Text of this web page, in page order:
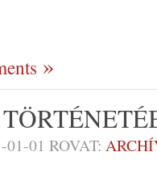
01-01 ROVAT: